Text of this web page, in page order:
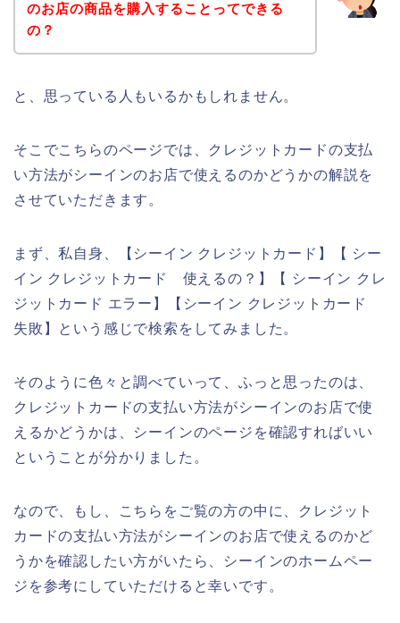
のお店の商品を購入することってできる
の？
と、思っている人もいるかもしれません。
そこでこちらのページでは、クレジットカードの支払
い方法がシーインのお店で使えるのかどうかの解説を
させていただきます。
まず、私自身、【シーイン クレジットカード】【 シー
イン クレジットカード 使えるの？】【 シーイン クレ
ジットカード エラー】【シーイン クレジットカード
失敗】という感じで検索をしてみました。
そのように色々と調べていって、ふっと思ったのは、
クレジットカードの支払い方法がシーインのお店で使
えるかどうかは、シーインのページを確認すればいい
ということが分かりました。
なので、もし、こちらをご覧の方の中に、クレジット
カードの支払い方法がシーインのお店で使えるのかど
うかを確認したい方がいたら、シーインのホームペー
ジを参考にしていただけると幸いです。